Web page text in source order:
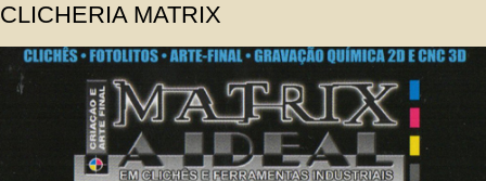
CLICHERIA MATRIX